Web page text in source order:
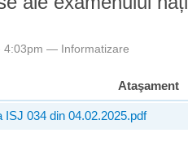
4:03pm — Informatizare
Ataşament
ISJ 034 din 04.02.2025.pdf